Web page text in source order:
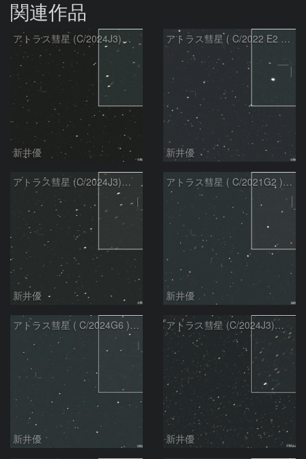
関連作品
アトラス彗星 (C/2024J3)：2026/08/05
新井優
アトラス彗星 ( C/2022 E2 )：2026/07/27
新井優
アトラス彗星 (C/2024J3)：2026/07/26
新井優
アトラス彗星 ( C/2021G2 )：2026/07/09
新井優
アトラス彗星 ( C/2024G6 )：2026/07/09
新井優
アトラス彗星 (C/2024J3)：2026/07/09
新井優